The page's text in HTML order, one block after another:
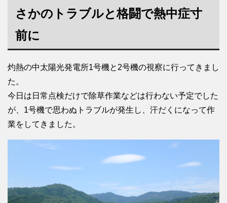
さかのトラブルと格闘で熱中症寸
前に
灼熱の中太陽光発電所1号機と2号機の視察に行ってきまし
た。
今日は日常点検だけで除草作業などは行わない予定でした
が、1号機で思わぬトラブルが発生し、汗だくになって作
業をしてきました。